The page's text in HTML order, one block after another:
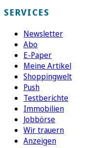
SERVICES
Newsletter
Abo
E-Paper
Meine Artikel
Shoppingwelt
Push
Testberichte
Immobilien
Jobbörse
Wir trauern
Anzeigen